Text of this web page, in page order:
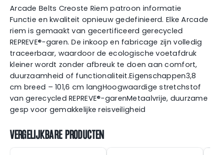
Arcade Belts Creoste Riem patroon informatie
Functie en kwaliteit opnieuw gedefinieerd. Elke Arcade
riem is gemaakt van gecertificeerd gerecycled
REPREVE®-garen. De inkoop en fabricage zijn volledig
traceerbaar, waardoor de ecologische voetafdruk
kleiner wordt zonder afbreuk te doen aan comfort,
duurzaamheid of functionaliteit.Eigenschappen3,8
cm breed – 101,6 cm langHoogwaardige stretchstof
van gerecycled REPREVE®-garenMetaalvrije, duurzame
gesp voor gemakkelijke reisveiligheid
VERGELIJKBARE PRODUCTEN